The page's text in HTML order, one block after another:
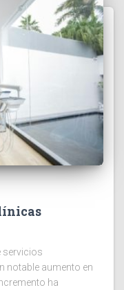
servicios
notable aumento en
ha